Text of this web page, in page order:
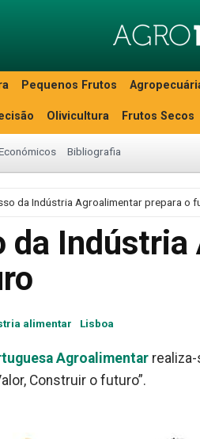
Pequenos Frutos
Olivicultura Frutos Secos
Bibliografia
da Indústria Agroalimentar prepara o
da
alimentar Lisboa
Agroalimentar realiza-
Construir o futuro”.